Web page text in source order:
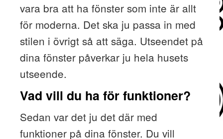
vara bra att ha fönster som inte är allt
för moderna. Det ska ju passa in med
stilen i övrigt så att säga. Utseendet på
dina fönster påverkar ju hela husets
utseende.
Vad vill du ha för funktioner?
Sedan var det ju det där med
funktioner på dina fönster. Du vill